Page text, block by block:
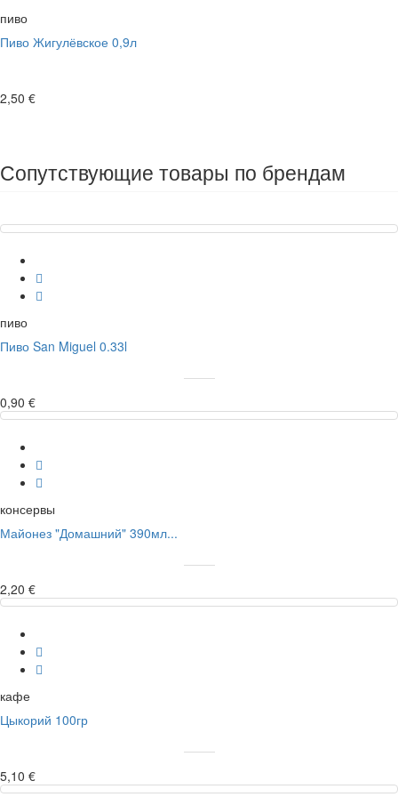
пиво
Пиво Жигулёвское 0,9л
2,50 €
Сопутствующие товары по брендам
пиво
Пиво San Miguel 0.33l
0,90 €
консервы
Майонез "Домашний" 390мл...
2,20 €
кафе
Цыкорий 100гр
5,10 €